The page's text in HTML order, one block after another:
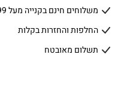
משלוחים חינם בקנייה מעל 399 ₪
החלפות והחזרות בקלות
תשלום מאובטח